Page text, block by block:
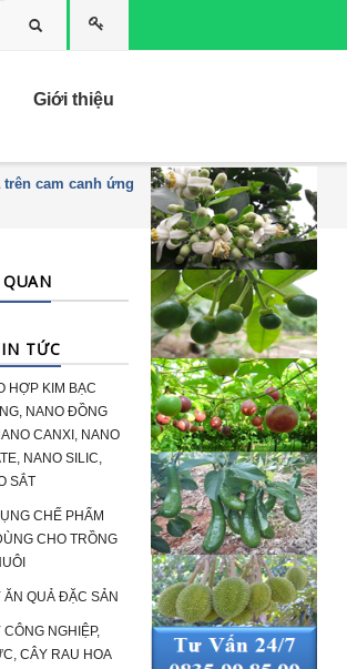
Tìm kiếm
Giới thiệu
cam canh ứng
TỨC
HỢP KIM BẠC
NANO ĐỒNG
CANXI, NANO
NANO SILIC,
SẮT
CHẾ PHẨM
CHO TRỒNG
QUẢ ĐẶC SẢN
NGHIỆP,
CÂY RAU HOA